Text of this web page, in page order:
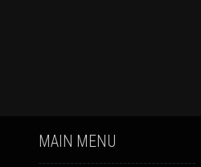
MAIN MENU